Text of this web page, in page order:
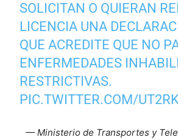
SOLICITAN O QUIERAN
LICENCIA UNA
QUE ACREDITE QUE NO
ENFERMEDADES
RESTRICTIVAS.
PIC.TWITTER.COM/
— Ministerio de Transportes y